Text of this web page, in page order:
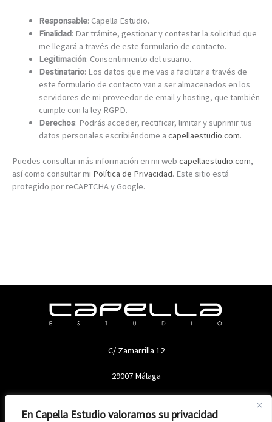
En Capella Estudio valoramos su privacidad
Responsable: Capella Estudio.
Finalidad: Dar trámite, gestionar y contestar la solicitud que
me llegará a través de este formulario de contacto.
Legitimación: Consentimiento del usuario.
Destinatario: Los datos que me vas a facilitar a través de
este formulario de contacto van a ser almacenados en los
servidores de mi proveedor de email y hosting, que también
cumple con la ley RGPD.
Derechos: Podrás acceder, rectificar, limitar y suprimir tus
datos personales escribiéndome a capellaestudio.com.
Puedes consultar más información en mi web capellaestudio.com,
así como consultar mi Política de Privacidad. Este sitio está
protegido por reCAPTCHA y Google.
C/ Zamarrilla 12
29007 Málaga